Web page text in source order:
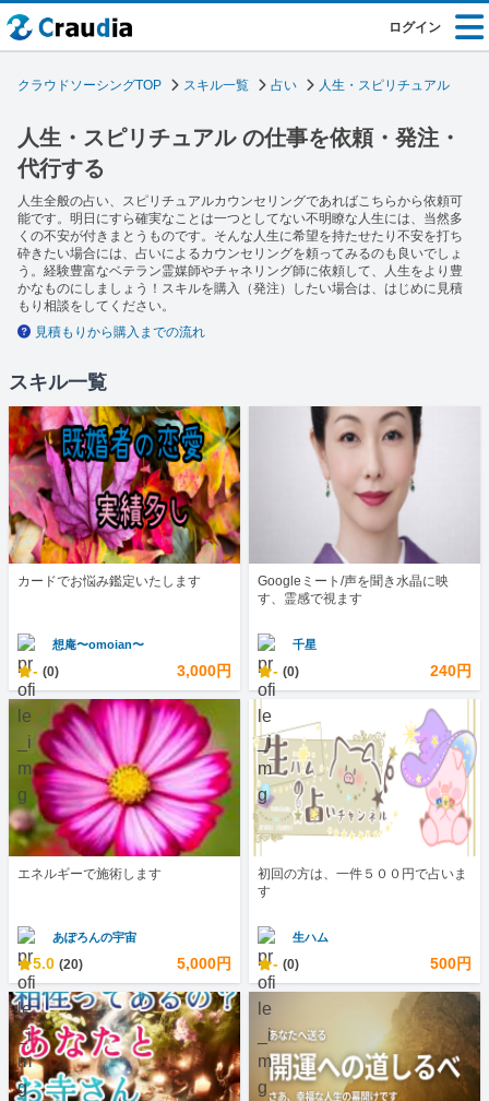
ログイン
クラウドソーシングTOP スキル一覧 占い 人生・スピリチュアル
人生・スピリチュアル の仕事を依頼・発注・
代行する
人生全般の占い、スピリチュアルカウンセリングであればこちらから依頼可
能です。明日にすら確実なことは一つとしてない不明瞭な人生には、当然多
くの不安が付きまとうものです。そんな人生に希望を持たせたり不安を打ち
砕きたい場合には、占いによるカウンセリングを頼ってみるのも良いでしょ
う。経験豊富なベテラン霊媒師やチャネリング師に依頼して、人生をより豊
かなものにしましょう！スキルを購入（発注）したい場合は、はじめに見積
もり相談をしてください。
見積もりから購入までの流れ
スキル一覧
カードでお悩み鑑定いたします
想庵〜omoian〜
- (0) 3,000円
Googleミート/声を聞き水晶に映
す、霊感で視ます
千星
- (0) 240円
エネルギーで施術します
あぽろんの宇宙
5.0 (20) 5,000円
初回の方は、一件５００円で占いま
す
生ハム
- (0) 500円